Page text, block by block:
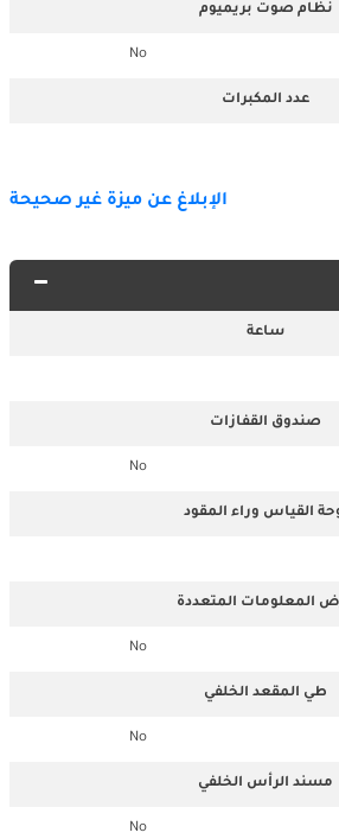
نظام صوت بريميوم
No
عدد المكبرات
الإبلاغ عن ميزة غير صحيحة
ساعة
صندوق القفازات
No
القياس وراء المقود
المعلومات المتعددة
No
طي المقعد الخلفي
No
مسند الرأس الخلفي
No